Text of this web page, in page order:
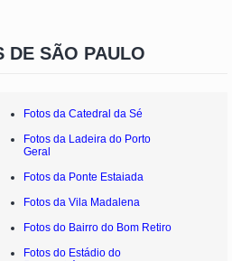
DE SÃO PAULO
Fotos da Catedral da Sé
Fotos da Ladeira do Porto
Geral
Fotos da Ponte Estaiada
Fotos da Vila Madalena
Fotos do Bairro do Bom Retiro
Fotos do Estádio do